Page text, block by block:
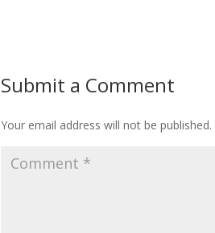
Submit a Comment
Your email address will not be published.